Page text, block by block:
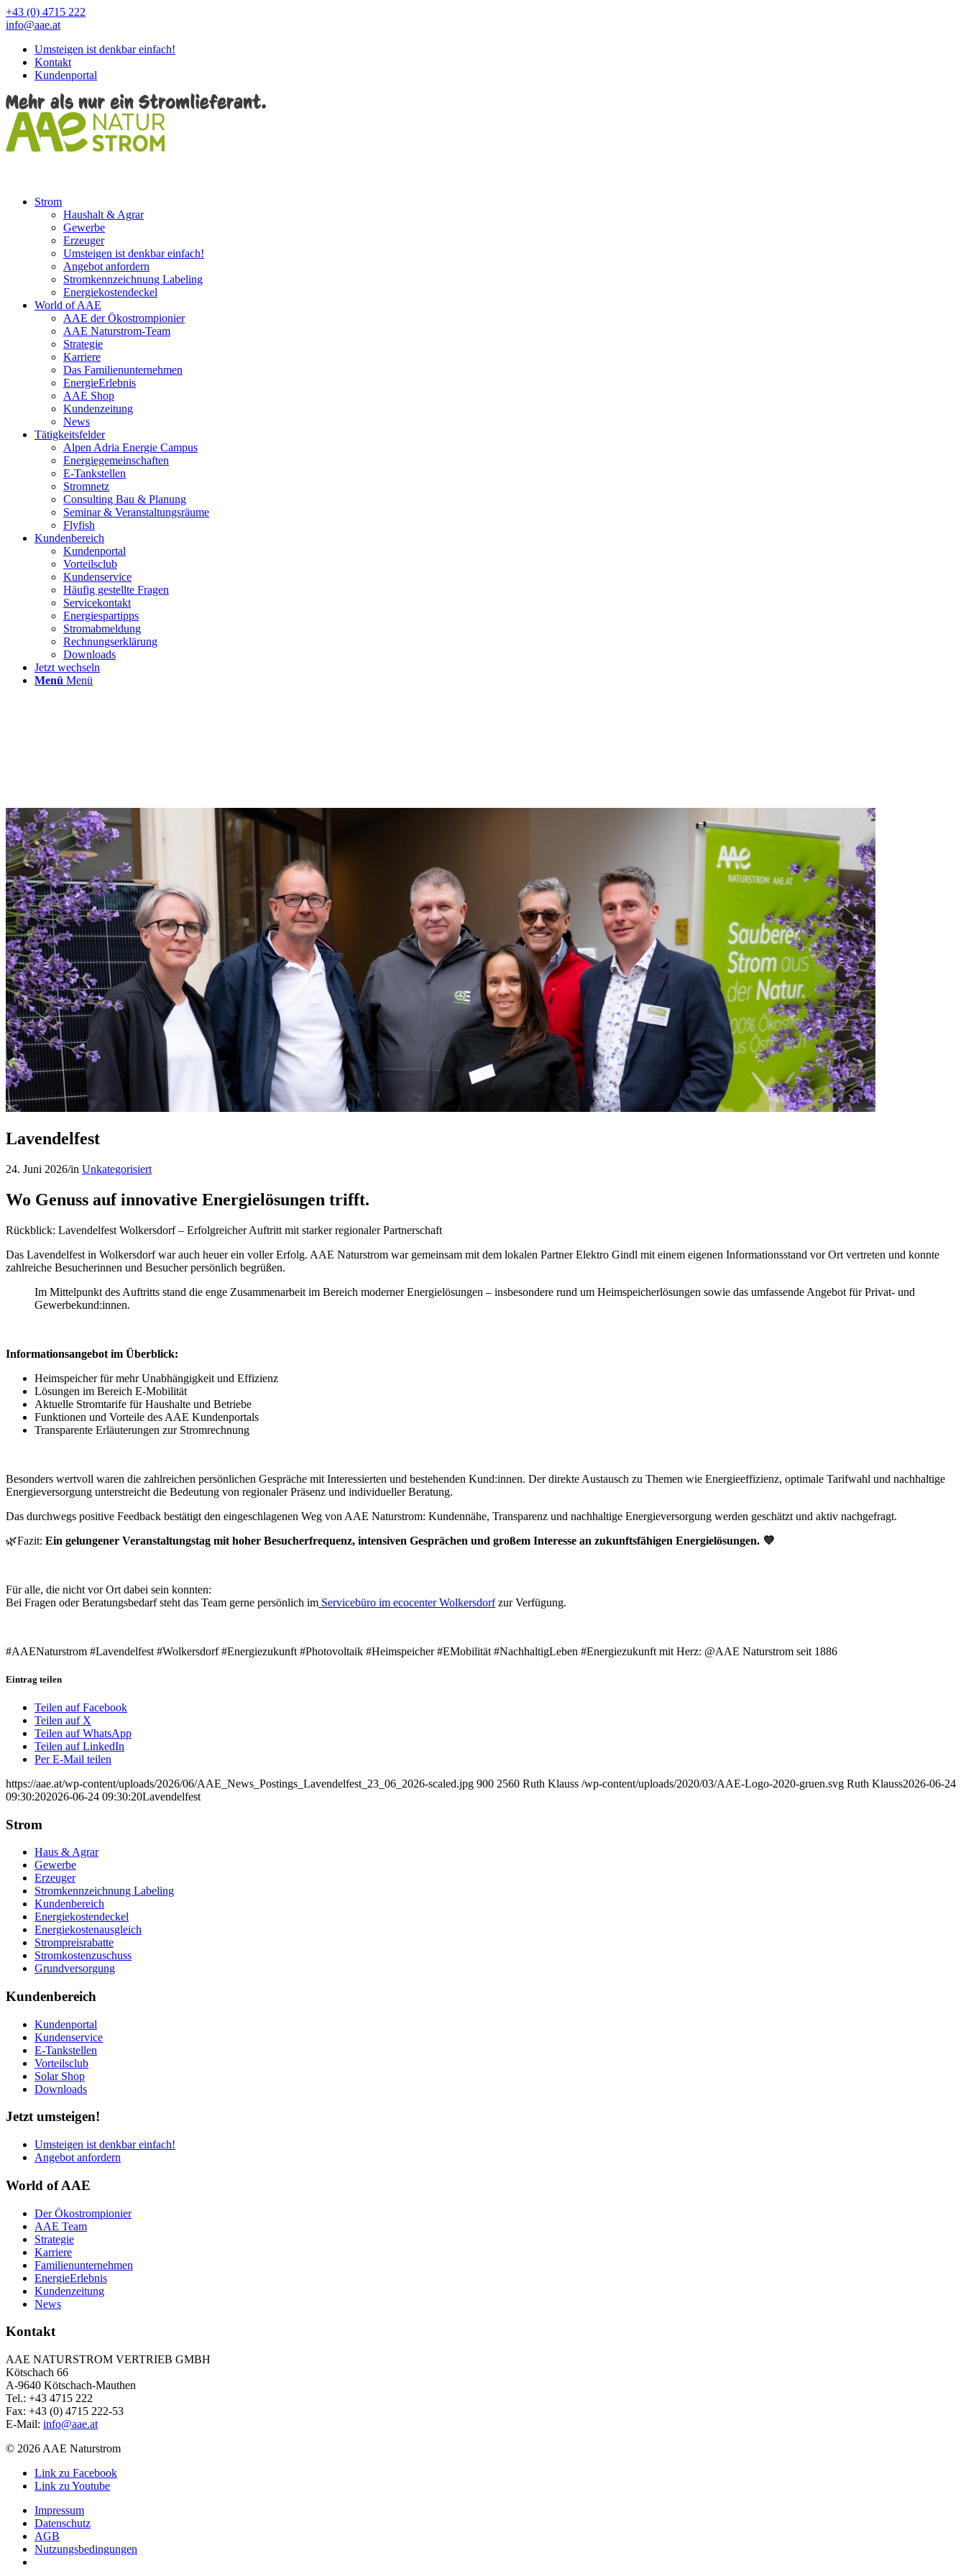
+43 (0) 4715 222
info@aae.at
Umsteigen ist denkbar einfach!
Kontakt
Kundenportal
Strom
Haushalt & Agrar
Gewerbe
Erzeuger
Umsteigen ist denkbar einfach!
Angebot anfordern
Stromkennzeichnung Labeling
Energiekostendeckel
World of AAE
AAE der Ökostrompionier
AAE Naturstrom-Team
Strategie
Karriere
Das Familienunternehmen
EnergieErlebnis
AAE Shop
Kundenzeitung
News
Tätigkeitsfelder
Alpen Adria Energie Campus
Energiegemeinschaften
E-Tankstellen
Stromnetz
Consulting Bau & Planung
Seminar & Veranstaltungsräume
Flyfish
Kundenbereich
Kundenportal
Vorteilsclub
Kundenservice
Häufig gestellte Fragen
Servicekontakt
Energiespartipps
Stromabmeldung
Rechnungserklärung
Downloads
Jetzt wechseln
Menü Menü
Lavendelfest
24. Juni 2026/in Unkategorisiert
Wo Genuss auf innovative Energielösungen trifft.
Rückblick: Lavendelfest Wolkersdorf – Erfolgreicher Auftritt mit starker regionaler Partnerschaft
Das Lavendelfest in Wolkersdorf war auch heuer ein voller Erfolg. AAE Naturstrom war gemeinsam mit dem lokalen Partner Elektro Gindl mit einem eigenen Informationsstand vor Ort vertreten und konnte
zahlreiche Besucherinnen und Besucher persönlich begrüßen.
Im Mittelpunkt des Auftritts stand die enge Zusammenarbeit im Bereich moderner Energielösungen – insbesondere rund um Heimspeicherlösungen sowie das umfassende Angebot für Privat- und
Gewerbekund:innen.
Informationsangebot im Überblick:
Heimspeicher für mehr Unabhängigkeit und Effizienz
Lösungen im Bereich E-Mobilität
Aktuelle Stromtarife für Haushalte und Betriebe
Funktionen und Vorteile des AAE Kundenportals
Transparente Erläuterungen zur Stromrechnung
Besonders wertvoll waren die zahlreichen persönlichen Gespräche mit Interessierten und bestehenden Kund:innen. Der direkte Austausch zu Themen wie Energieeffizienz, optimale Tarifwahl und nachhaltige
Energieversorgung unterstreicht die Bedeutung von regionaler Präsenz und individueller Beratung.
Das durchwegs positive Feedback bestätigt den eingeschlagenen Weg von AAE Naturstrom: Kundennähe, Transparenz und nachhaltige Energieversorgung werden geschätzt und aktiv nachgefragt.
🌿Fazit: Ein gelungener Veranstaltungstag mit hoher Besucherfrequenz, intensiven Gesprächen und großem Interesse an zukunftsfähigen Energielösungen. 💜
Für alle, die nicht vor Ort dabei sein konnten:
Bei Fragen oder Beratungsbedarf steht das Team gerne persönlich im Servicebüro im ecocenter Wolkersdorfzur Verfügung.
#AAENaturstrom #Lavendelfest #Wolkersdorf #Energiezukunft #Photovoltaik #Heimspeicher #EMobilität #NachhaltigLeben #Energiezukunft mit Herz: @AAE Naturstrom seit 1886
Eintrag teilen
Teilen auf Facebook
Teilen auf X
Teilen auf WhatsApp
Teilen auf LinkedIn
Per E-Mail teilen
https://aae.at/wp-content/uploads/2026/06/AAE_News_Postings_Lavendelfest_23_06_2026-scaled.jpg 900 2560 Ruth Klauss /wp-content/uploads/2020/03/AAE-Logo-2020-gruen.svg Ruth Klauss2026-06-24
09:30:202026-06-24 09:30:20Lavendelfest
Strom
Haus & Agrar
Gewerbe
Erzeuger
Stromkennzeichnung Labeling
Kundenbereich
Energiekostendeckel
Energiekostenausgleich
Strompreisrabatte
Stromkostenzuschuss
Grundversorgung
Kundenbereich
Kundenportal
Kundenservice
E-Tankstellen
Vorteilsclub
Solar Shop
Downloads
Jetzt umsteigen!
Umsteigen ist denkbar einfach!
Angebot anfordern
World of AAE
Der Ökostrompionier
AAE Team
Strategie
Karriere
Familienunternehmen
EnergieErlebnis
Kundenzeitung
News
Kontakt
AAE NATURSTROM VERTRIEB GMBH
Kötschach 66
A-9640 Kötschach-Mauthen
Tel.: +43 4715 222
Fax: +43 (0) 4715 222-53
E-Mail: info@aae.at
© 2026 AAE Naturstrom
Link zu Facebook
Link zu Youtube
Impressum
Datenschutz
AGB
Nutzungsbedingungen